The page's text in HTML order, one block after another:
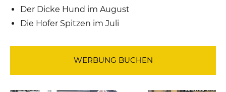
Der Dicke Hund im August
Die Hofer Spitzen im Juli
WERBUNG BUCHEN